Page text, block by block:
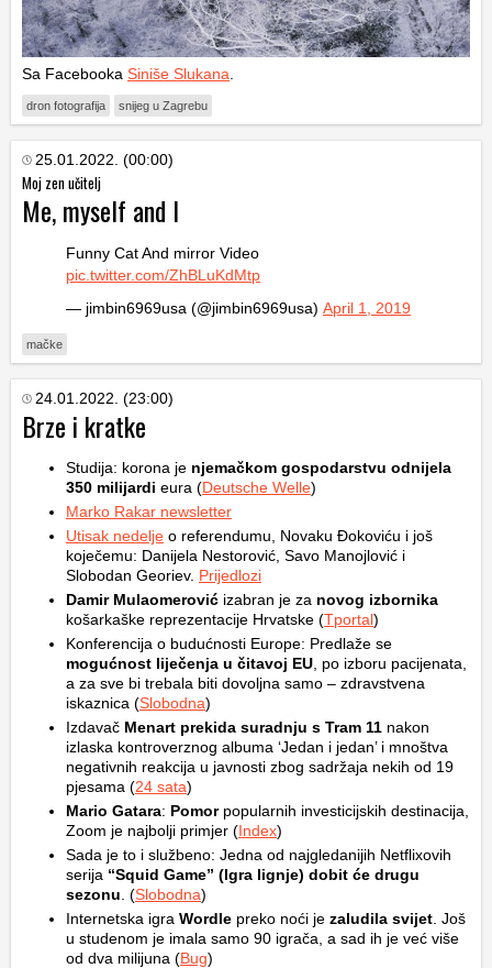
Sa Facebooka Siniše Slukana
dron fotografija snijeg u Zagrebu
25.01.2022. (00:00)
Moj zen učitelj
Me, myself and I
Funny Cat And mirror Video
pic.twitter.com/ZhBLuKdMtp
— jimbin6969usa (@jimbin6969usa) April 1, 2019
mačke
24.01.2022. (23:00)
Brze i kratke
Studija: korona je njemačkom gospodarstvu odnijela
350 milijardi eura (Deutsche Welle)
Marko Rakar newsletter
Utisak nedelje o referendumu, Novaku Đokoviću i još
koječemu: Danijela Nestorović, Savo Manojlović i
Slobodan Georiev. Prijedlozi
Damir Mulaomerović izabran je za novog izbornika
košarkaške reprezentacije Hrvatske (Tportal)
Konferencija o budućnosti Europe: Predlaže se
mogućnost liječenja u čitavoj EU , po izboru pacijenata,
a za sve bi trebala biti dovoljna samo – zdravstvena
iskaznica (Slobodna)
Izdavač Menart prekida suradnju s Tram 11 nakon
izlaska kontroverznog albuma ‘Jedan i jedan’ i mnoštva
negativnih reakcija u javnosti zbog sadržaja nekih od 19
pjesama (24 sata)
Mario Gatara: Pomorpopularnih investicijskih destinacija,
Zoom je najbolji primjer (Index)
Sada je to i službeno: Jedna od najgledanijih Netflixovih
serija “Squid Game” (Igra lignje) dobit će drugu
sezonu . (Slobodna)
Internetska igra Wordle preko noći je zaludila svijet . Još
u studenom je imala samo 90 igrača, a sad ih je već više
od dva milijuna (Bug)